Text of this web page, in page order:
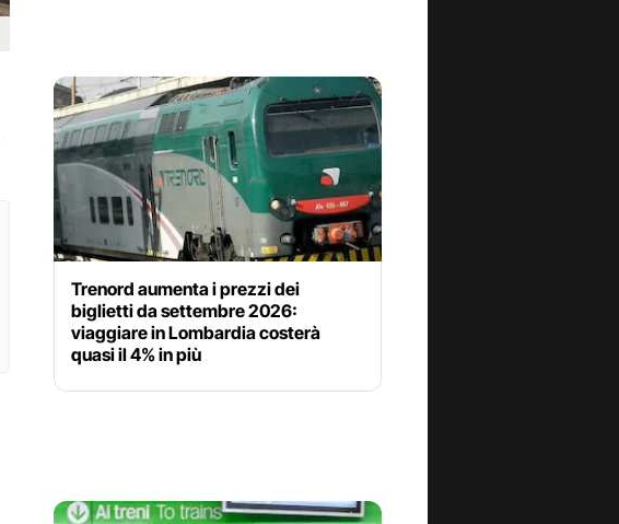
Trenord aumenta i prezzi dei
biglietti da settembre 2026:
viaggiare in Lombardia costerà
quasi il 4% in più